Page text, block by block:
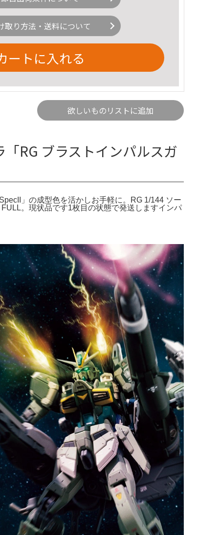
取り方法・送料について
ートに入れる
欲しいものリストに追加
RG ブラストインパルスガ
」の成型色を活かしお手軽に。RG 1/144 ソー
。現状品です1枚目の状態で発送しますインパ